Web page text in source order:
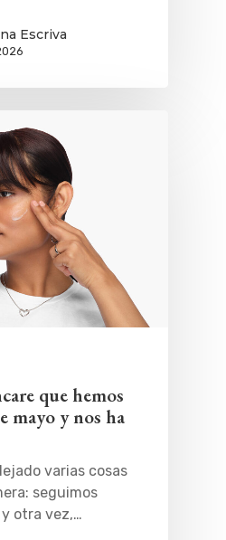
Escriva
que hemos
mayo y nos ha
varias cosas
seguimos
otra vez,…